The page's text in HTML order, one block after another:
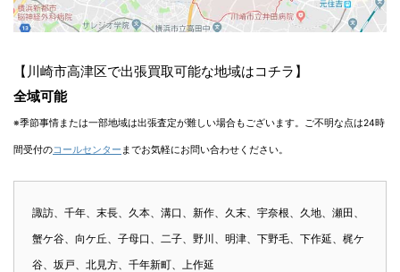
【川崎市高津区で出張買取可能な地域はコチラ】
全域可能
※季節事情または一部地域は出張査定が難しい場合もございます。ご不明な点は24時
間受付のコールセンター までお気軽にお問い合わせください。
諏訪、千年、末長、久本、溝口、新作、久末、宇奈根、久地、瀬田、
蟹ケ谷、向ケ丘、子母口、二子、野川、明津、下野毛、下作延、梶ケ
谷、坂戸、北見方、千年新町、上作延